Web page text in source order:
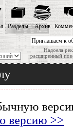
Приглашаем к
Надоела
расширенный
Разделы Архив
версию >>